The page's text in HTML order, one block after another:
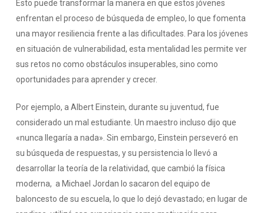
Esto puede transformar la manera en que estos jóvenes
enfrentan el proceso de búsqueda de empleo, lo que fomenta
una mayor resiliencia frente a las dificultades. Para los jóvenes
en situación de vulnerabilidad, esta mentalidad les permite ver
sus retos no como obstáculos insuperables, sino como
oportunidades para aprender y crecer.
Por ejemplo, a Albert Einstein, durante su juventud, fue
considerado un mal estudiante. Un maestro incluso dijo que
«nunca llegaría a nada». Sin embargo, Einstein perseveró en
su búsqueda de respuestas, y su persistencia lo llevó a
desarrollar la teoría de la relatividad, que cambió la física
moderna, a Michael Jordan lo sacaron del equipo de
baloncesto de su escuela, lo que lo dejó devastado; en lugar de